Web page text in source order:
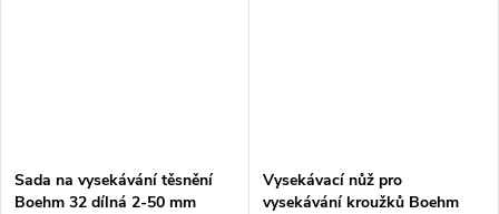
Sada na vysekávání těsnění
Boehm 32 dílná 2-50 mm
Vysekávací nůž pro
vysekávání kroužků Boehm